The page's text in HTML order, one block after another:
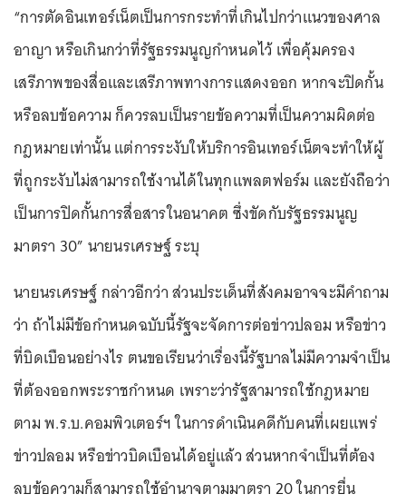
“การตัดอินเทอร์เน็ตเป็นการกระทำที่เกินไปกว่าแนวของศาล
อาญา หรือเกินกว่าที่รัฐธรรมนูญกำหนดไว้ เพื่อคุ้มครอง
เสรีภาพของสื่อและเสรีภาพทางการแสดงออก หากจะปิดกั้น
หรือลบข้อความ ก็ควรลบเป็นรายข้อความที่เป็นความผิดต่อ
กฎหมายเท่านั้น แต่การระงับให้บริการอินเทอร์เน็ตจะทำให้ผู้
ที่ถูกระงับไม่สามารถใช้งานได้ในทุกแพลตฟอร์ม และยังถือว่า
เป็นการปิดกั้นการสื่อสารในอนาคต ซึ่งขัดกับรัฐธรรมนูญ
มาตรา 30” นายนรเศรษฐ์ ระบุ
นายนรเศรษฐ์ กล่าวอีกว่า ส่วนประเด็นที่สังคมอาจจะมีคำถาม
ว่า ถ้าไม่มีข้อกำหนดฉบับนี้รัฐจะจัดการต่อข่าวปลอม หรือข่าว
ที่บิดเบือนอย่างไร ตนขอเรียนว่าเรื่องนี้รัฐบาลไม่มีความจำเป็น
ที่ต้องออกพระราชกำหนด เพราะว่ารัฐสามารถใช้กฎหมาย
ตาม พ.ร.บ.คอมพิวเตอร์ฯ ในการดำเนินคดีกับคนที่เผยแพร่
ข่าวปลอม หรือข่าวบิดเบือนได้อยู่แล้ว ส่วนหากจำเป็นที่ต้อง
ลบข้อความก็สามารถใช้อำนาจตามมาตรา 20 ในการยื่น